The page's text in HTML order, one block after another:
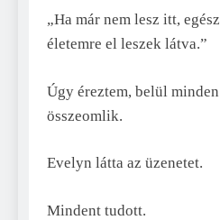
„Ha már nem lesz itt, egész
életemre el leszek látva.”
Úgy éreztem, belül minden
összeomlik.
Evelyn látta az üzenetet.
Mindent tudott.